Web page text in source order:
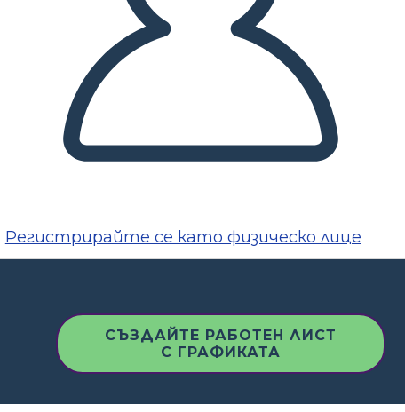
Регистрирайте се като физическо лице
СЪЗДАЙТЕ РАБОТЕН ЛИСТ
С ГРАФИКАТА